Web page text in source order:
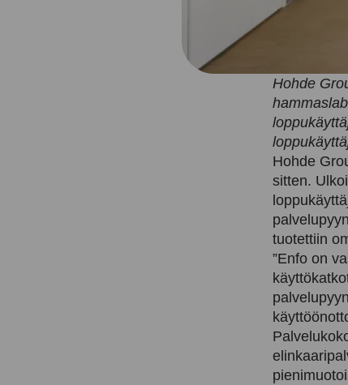
Hohde
Hohde
sitten.
tuotettiin
”Enfo on